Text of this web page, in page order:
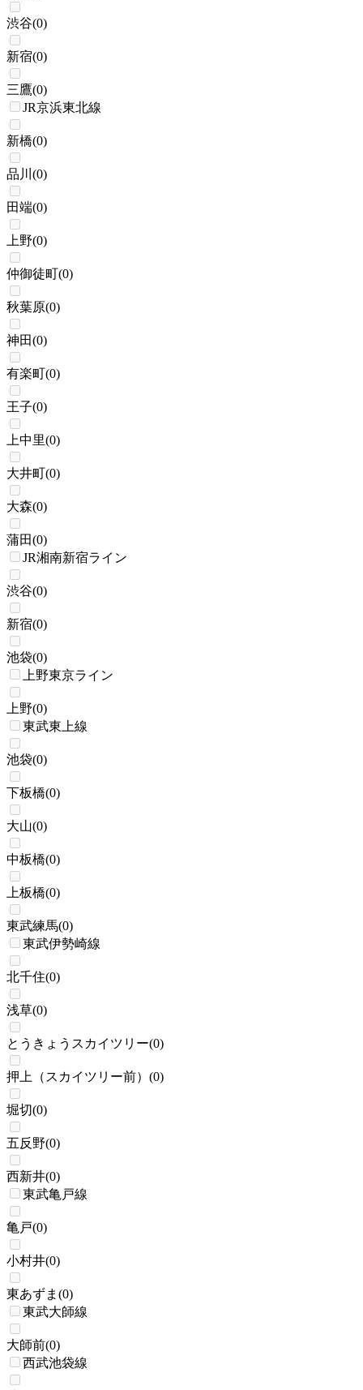
渋谷(0)
新宿(0)
三鷹(0)
JR京浜東北線
新橋(0)
品川 (0)
田端(0)
上野(0)
仲御徒町(0)
秋葉原(0)
神田(0)
有楽町(0)
王子(0)
上中里(0)
大井町(0)
大森(0)
蒲田(0)
JR湘南新宿ライン
渋谷(0)
新宿(0)
池袋(0)
上野東京ライン
上野(0)
東武東上線
池袋(0)
下板橋(0)
大山(0)
中板橋(0)
上板橋(0)
東武練馬(0)
東武伊勢崎線
北千住(0)
浅草(0)
とうきょうスカイツリー(0)
押上（スカイツリー前） (0)
堀切(0)
五反野(0)
西新井(0)
東武亀戸線
亀戸(0)
小村井(0)
東あずま (0)
東武大師線
大師前(0)
西武池袋線